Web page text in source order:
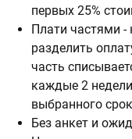
первых 25%
Плати частями
разделить
часть
каждые 2
выбранного
Без анкет и